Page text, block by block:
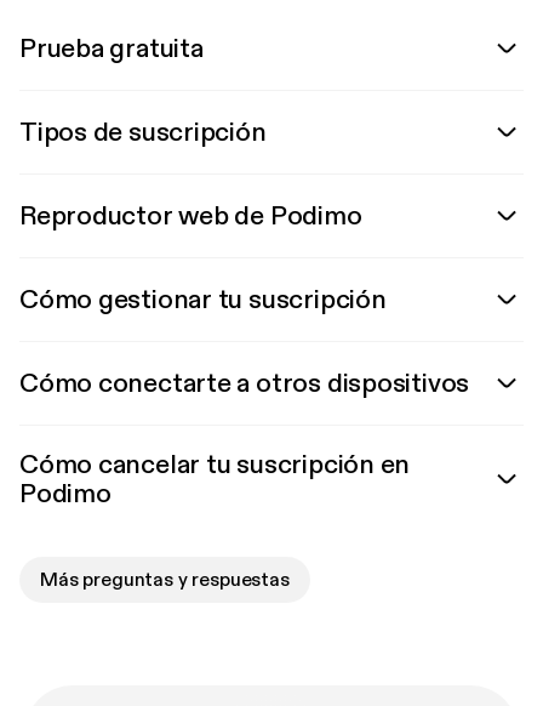
Prueba gratuita
Tipos de suscripción
Reproductor web de Podimo
Cómo gestionar tu suscripción
Cómo conectarte a otros dispositivos
Cómo cancelar tu suscripción en
Podimo
Más preguntas y respuestas